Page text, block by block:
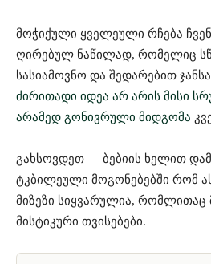
მოჭიქული ყველეული რჩება
ღირებულ ნაწილად, რომელიც
სასიამოვნო და შედარებით
ძირითადი იდეა არ არის მისი
არამედ გონივრული მიდგომა
გახსოვდეთ — ბებიის ხელით
ტკბილეული მოგონებებში რომ
მიზეზი სიყვარულია, რომლითაც
მისტიკური თვისებები.